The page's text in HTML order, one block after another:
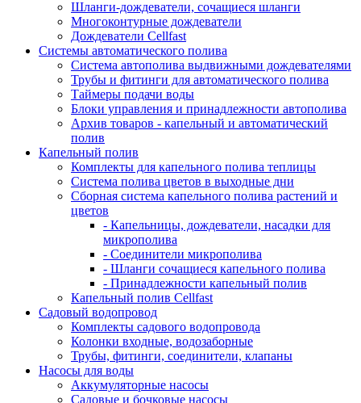
Шланги-дождеватели, сочащиеся шланги
Многоконтурные дождеватели
Дождеватели Cellfast
Системы автоматического полива
Система автополива выдвижными дождевателями
Трубы и фитинги для автоматического полива
Таймеры подачи воды
Блоки управления и принадлежности автополива
Архив товаров - капельный и автоматический
полив
Капельный полив
Комплекты для капельного полива теплицы
Система полива цветов в выходные дни
Сборная система капельного полива растений и
цветов
- Капельницы, дождеватели, насадки для
микрополива
- Соединители микрополива
- Шланги сочащиеся капельного полива
- Принадлежности капельный полив
Капельный полив Cellfast
Садовый водопровод
Комплекты садового водопровода
Колонки входные, водозаборные
Трубы, фитинги, соединители, клапаны
Насосы для воды
Аккумуляторные насосы
Садовые и бочковые насосы